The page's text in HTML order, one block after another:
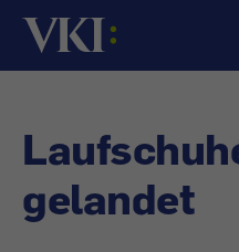
Startseite
gelandet